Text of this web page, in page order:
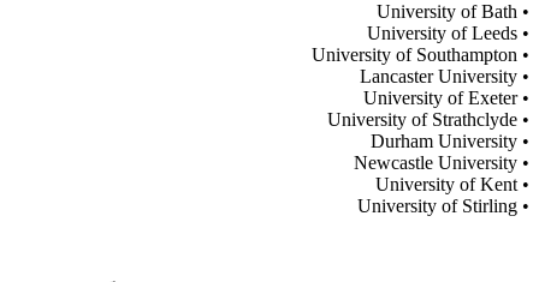
• University of Bath
• University of Leeds
• University of Southampton
• Lancaster University
• University of Exeter
• University of Strathclyde
• Durham University
• Newcastle University
• University of Kent
• University of Stirling